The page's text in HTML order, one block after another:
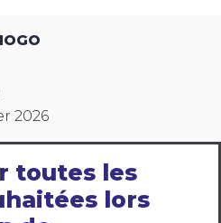
2026
toutes les
lors